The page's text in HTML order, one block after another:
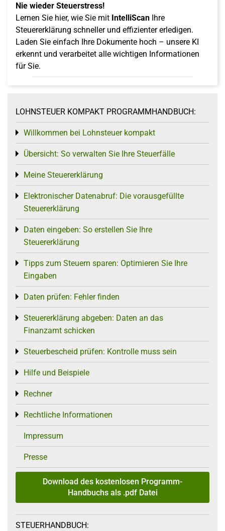
Nie wieder Steuerstress!
Lernen Sie hier, wie Sie mit IntelliScan Ihre
Steuererklärung schneller und effizienter erledigen.
Laden Sie einfach Ihre Dokumente hoch – unsere KI
erkennt und verarbeitet alle wichtigen Informationen
für Sie.
LOHNSTEUER KOMPAKT PROGRAMMHANDBUCH:
Willkommen bei Lohnsteuer kompakt
Toggle menu
Übersicht: So verwalten Sie Ihre Steuerfälle
Toggle menu
Meine Steuererklärung
Toggle menu
Elektronischer Datenabruf: Die vorausgefüllte
Steuererklärung
Toggle menu
Daten eingeben: So erstellen Sie Ihre
Steuererklärung
Toggle menu
Tipps zum Steuern sparen: Optimieren Sie Ihre
Eingaben
Toggle menu
Daten prüfen: Fehler finden
Toggle menu
Steuererklärung abgeben: Daten an das
Finanzamt schicken
Toggle menu
Steuerbescheid prüfen: Kontrolle muss sein
Toggle menu
Hilfe und Beispiele
Toggle menu
Rechner
Toggle menu
Rechtliche Informationen
Toggle menu
Impressum
Presse
Download des kostenlosen Programm-
Handbuchs als .pdf Datei
STEUERHANDBUCH: